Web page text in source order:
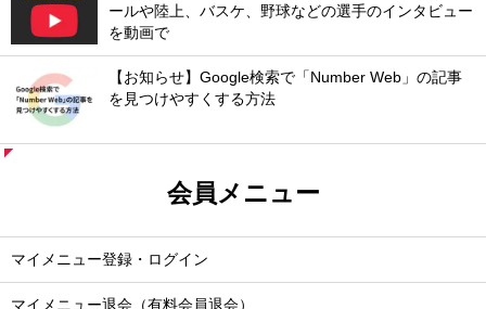
ールや陸上、バスケ、野球などの選手のインタビュー
を動画で
【お知らせ】Google検索で「Number Web」の記事
を見つけやすくする方法
会員メニュー
マイメニュー登録・ログイン
マイメニュー退会（有料会員退会）